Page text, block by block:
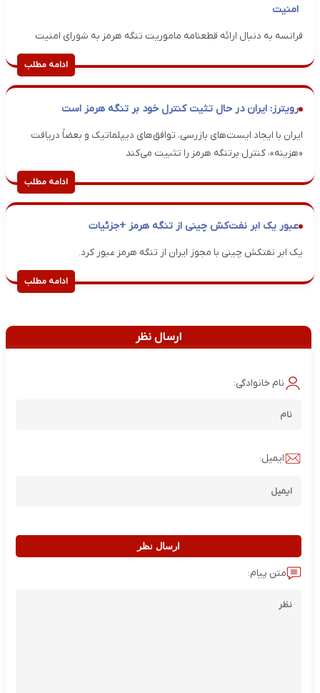
امنیت
فرانسه به دنبال ارائه قطعنامه ماموریت تنگه هرمز به شورای امنیت
ادامه مطلب
رویترز: ایران در حال تثیت کنترل خود بر تنگه هرمز است
ایران با ایجاد ایست‌های بازرسی، توافق‌های دیپلماتیک و بعضاً دریافت
«هزینه»، کنترل برتنگه هرمز را تثبیت می‌کند
ادامه مطلب
عبور یک ابر نفت‌کش چینی از تنگه هرمز +جزئیات
یک ابر نفتکش چینی با مجوز ایران از تنگه هرمز عبور کرد.
ادامه مطلب
ارسال نظر
نام خانوادگی:
ایمیل:
ارسال نظر
متن پیام: